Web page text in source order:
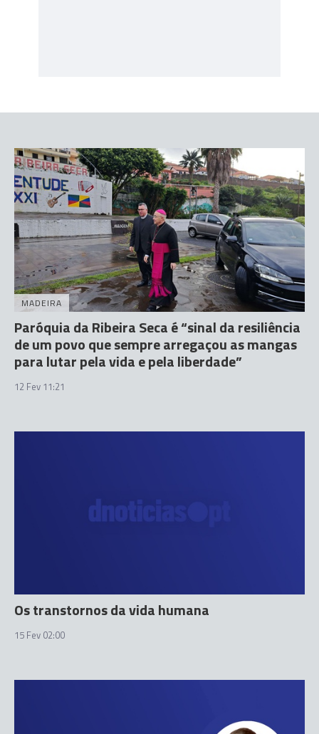
MADEIRA
Paróquia da Ribeira Seca é “sinal da resiliência
de um povo que sempre arregaçou as mangas
para lutar pela vida e pela liberdade”
12 Fev 11:21
Os transtornos da vida humana
15 Fev 02:00